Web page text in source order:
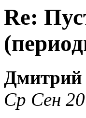
Re:
Дмитрий
Ср Сен